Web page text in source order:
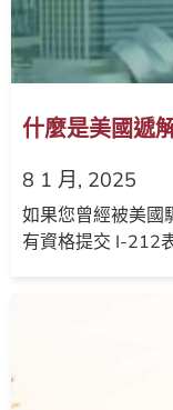
什麼是美國遞
8 1 月, 2025
如果您曾經被美國
有資格提交 I-212